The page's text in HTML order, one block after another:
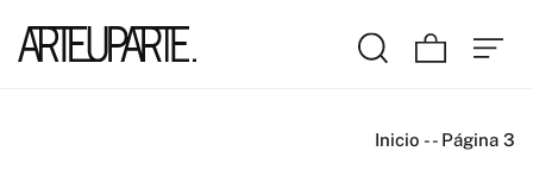
Inicio -- Página 3